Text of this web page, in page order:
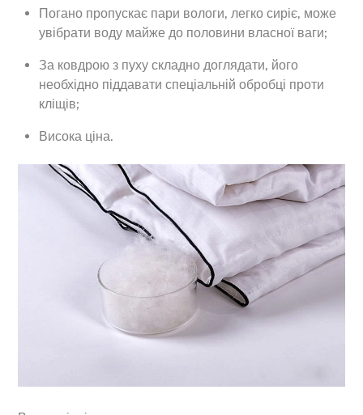
Погано пропускає пари вологи, легко сиріє, може
увібрати воду майже до половини власної ваги;
За ковдрою з пуху складно доглядати, його
необхідно піддавати спеціальній обробці проти
кліщів;
Висока ціна.